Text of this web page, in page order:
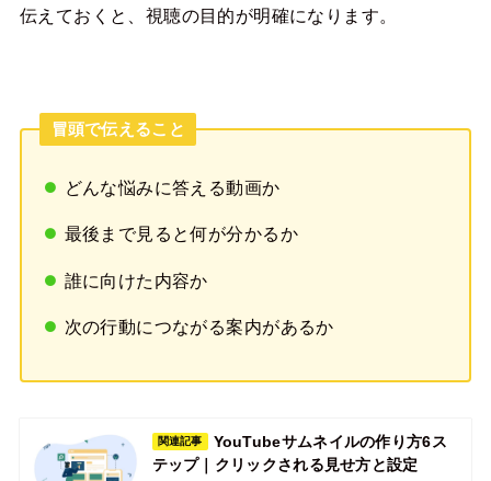
伝えておくと、視聴の目的が明確になります。
冒頭で伝えること
どんな悩みに答える動画か
最後まで見ると何が分かるか
誰に向けた内容か
次の行動につながる案内があるか
関連記事
YouTubeサムネイルの作り方6ス
テップ｜クリックされる見せ方と設定